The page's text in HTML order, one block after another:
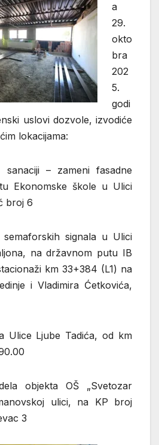
a
29.
okto
bra
202
5.
godi
uslovi dozvole, izvodiće
lokacijama:
– zameni fasadne
Ekonomske škole u Ulici
broj 6
signala u Ulici
na državnom putu IB
km 33+384 (L1) na
i Vladimira Ćetkovića,
Ulice Ljube Tadića, od km
objekta OŠ „Svetozar
ulici, na KP broj
3